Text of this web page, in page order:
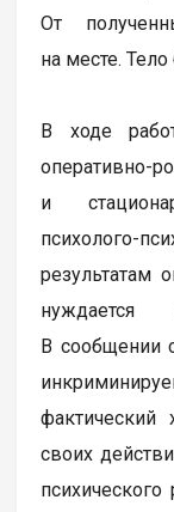
От
на месте.
В ходе
оперативно-
и
психолого-
результатам
нуждается
В сообщении
фактический
своих
психического